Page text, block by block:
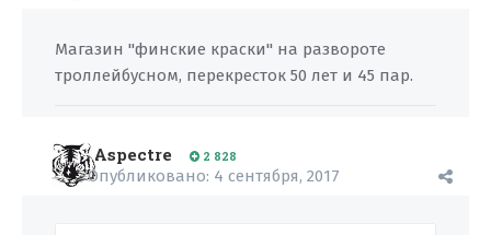
Магазин "финские краски" на развороте
троллейбусном, перекресток 50 лет и 45 пар.
Aspectre 2 828
Опубликовано: 4 сентября, 2017